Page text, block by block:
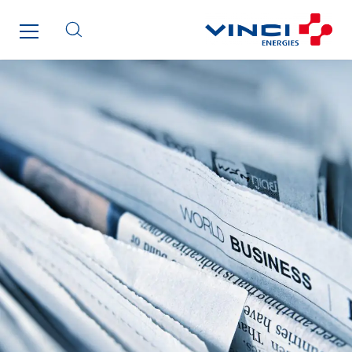
Paumier Industrie
Paumier Marine
Paumier SA
Process Energy
Provelec Sud
Qivy
Qivy Habitat
Qivy Tertiaire
Roiret Energies
Roiret Transport
Saga Tertiaire
Salendre Réseaux
Santerne Alsace